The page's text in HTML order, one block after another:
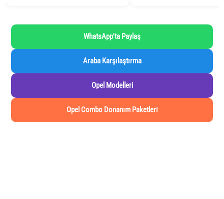
WhatsApp'ta Paylaş
Araba Karşılaştırma
Opel Modelleri
Opel Combo Donanım Paketleri